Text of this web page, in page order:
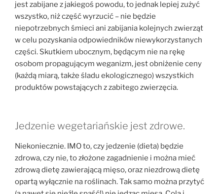
jest zabijane z jakiegoś powodu, to jednak lepiej zużyć
wszystko, niż część wyrzucić – nie będzie
niepotrzebnych śmieci ani zabijania kolejnych zwierząt
w celu pozyskania odpowiedników niewykorzystanych
części. Skutkiem ubocznym, będącym nie na rękę
osobom propagującym weganizm, jest obniżenie ceny
(każdą miarą, także śladu ekologicznego) wszystkich
produktów powstających z zabitego zwierzęcia.
Jedzenie wegetariańskie jest zdrowe.
Niekoniecznie. IMO to, czy jedzenie (dieta) będzie
zdrowa, czy nie, to złożone zagadnienie i można mieć
zdrową dietę zawierającą mięso, oraz niezdrową dietę
opartą wyłącznie na roślinach. Tak samo można przytyć